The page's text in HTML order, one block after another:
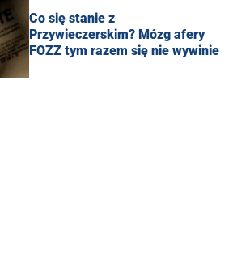
Co się stanie z
Przywieczerskim? Mózg afery
FOZZ tym razem się nie wywinie